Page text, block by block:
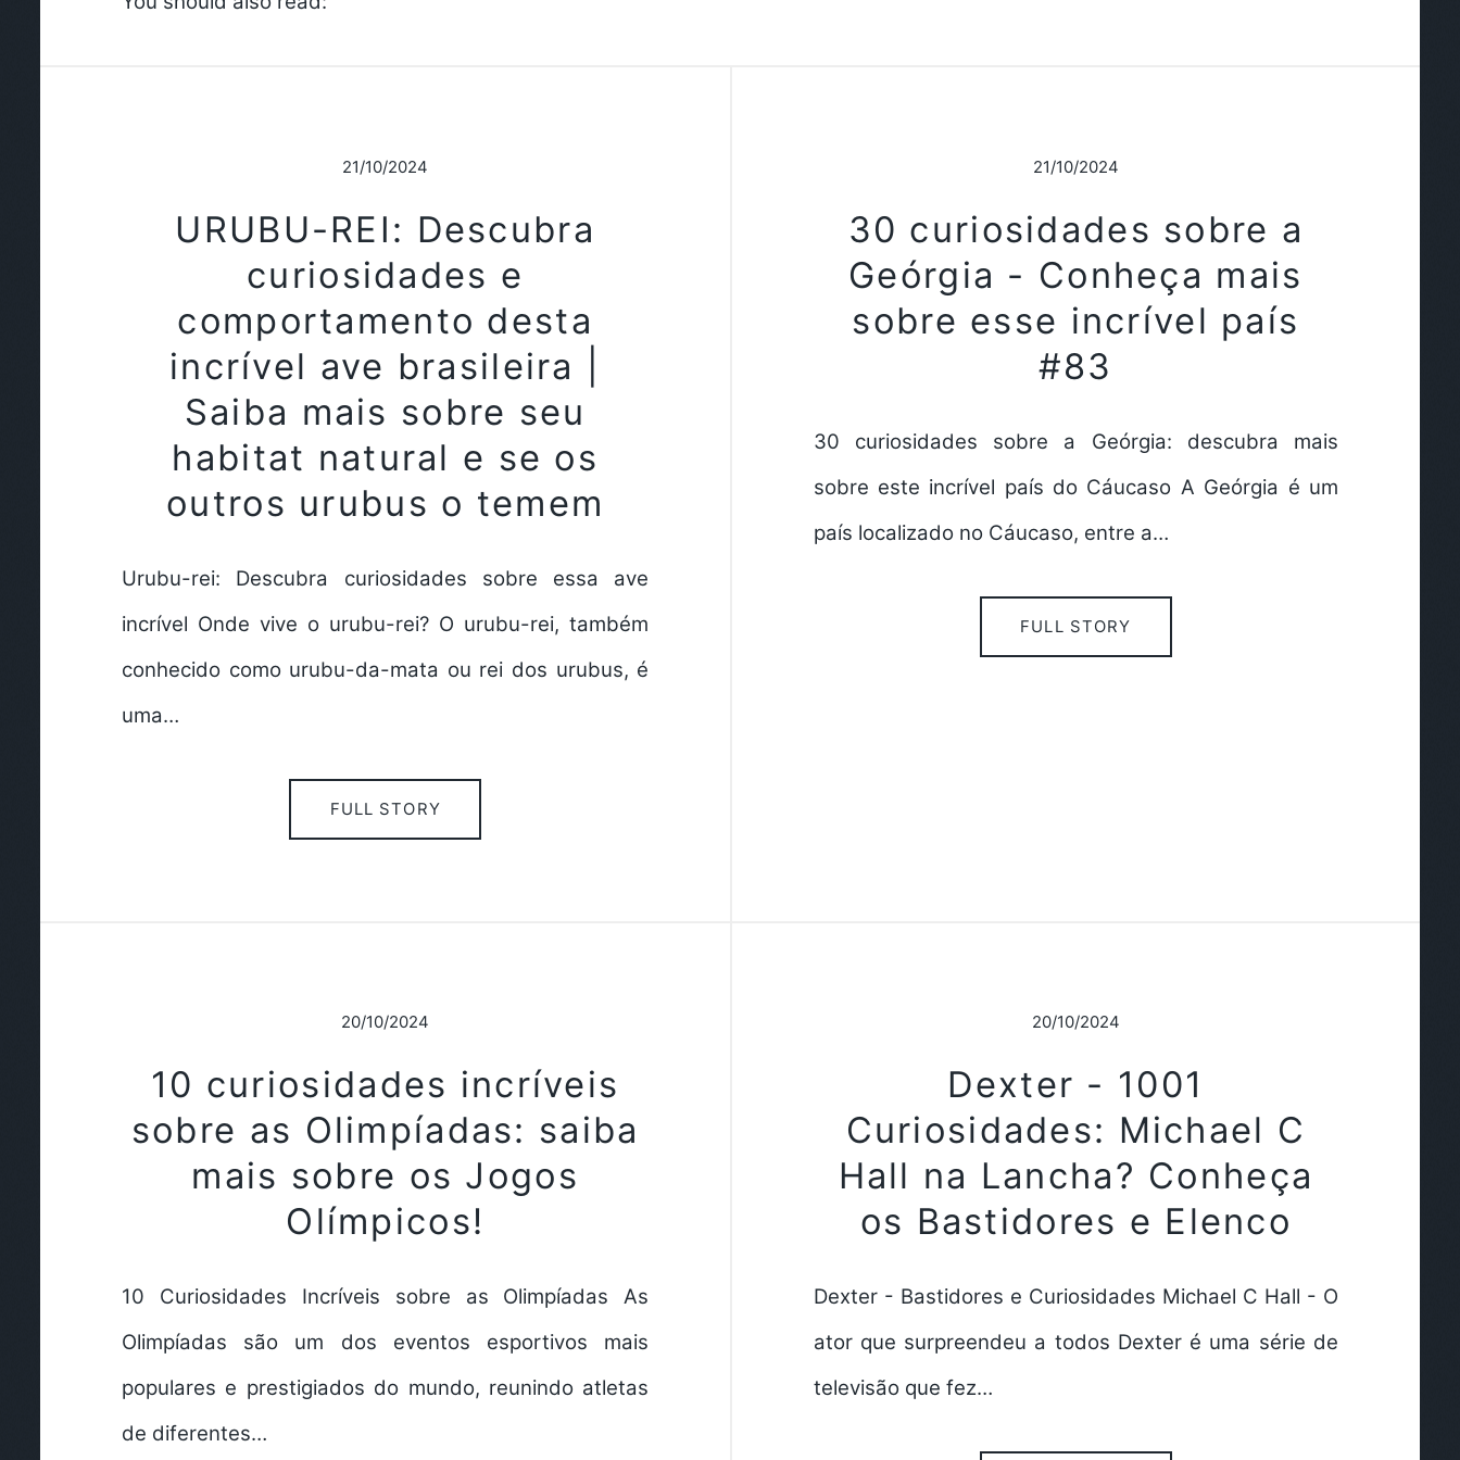
21/10/2024
URUBU-REI: Descubra
curiosidades e
comportamento desta
incrível ave brasileira |
Saiba mais sobre seu
habitat natural e se os
outros urubus o temem
Urubu-rei: Descubra curiosidades sobre essa ave
incrível Onde vive o urubu-rei? O urubu-rei, também
conhecido como urubu-da-mata ou rei dos urubus, é
uma…
FULL STORY
21/10/2024
30 curiosidades sobre a
Geórgia - Conheça mais
sobre esse incrível país
#83
30 curiosidades sobre a Geórgia: descubra mais
sobre este incrível país do Cáucaso A Geórgia é um
país localizado no Cáucaso, entre a…
FULL STORY
20/10/2024
10 curiosidades incríveis
sobre as Olimpíadas: saiba
mais sobre os Jogos
Olímpicos!
10 Curiosidades Incríveis sobre as Olimpíadas As
Olimpíadas são um dos eventos esportivos mais
populares e prestigiados do mundo, reunindo atletas
de diferentes…
20/10/2024
Dexter - 1001
Curiosidades: Michael C
Hall na Lancha? Conheça
os Bastidores e Elenco
Dexter - Bastidores e Curiosidades Michael C Hall - O
ator que surpreendeu a todos Dexter é uma série de
televisão que fez…